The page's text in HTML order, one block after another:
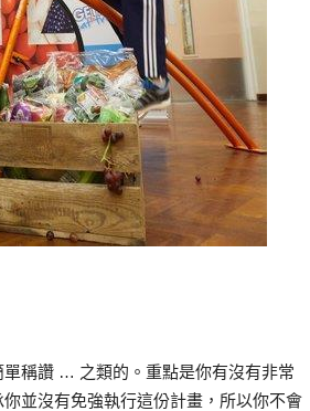
稱讚 … 之類的。重點是你有沒有非常
並沒有免強執行這份計畫，所以你不會